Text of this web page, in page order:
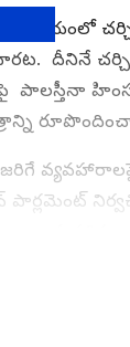
సమయంలో
దీనినే
పాలస్తీనా
జరిగే
పార్లమెంట్